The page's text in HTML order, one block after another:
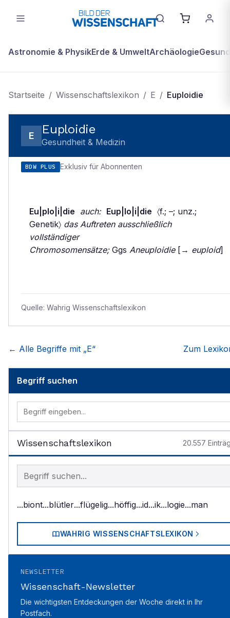
Astronomie & PhysikErde & UmweltArchäologie
Startseite / Wissenschaftslexikon / E / Euploidie
E Euploidie
Gesundheit & Medizin
BDW PLUS Exklusiv für Abonnenten
Eu|plo|i|die auch: Eup|lo|i|die 〈f.; –; unz.;
Genetik〉 das Auftreten ausschließlich
vollständiger
Chromosomensätze;Ggs Aneuploidie[→ euploid]
Quelle: Wahrig Wissenschaftslexikon
← Alle Begriffe mit „E“ Zum
Begriff suchen
Wissenschaftslexikon 20.557
Begriff im Lexikon suchen
...biont...blütler...flügelig...höffig...id...ik...logie...man
WAHRIG WISSENSCHAFTSLEXIKON
NEWSLETTER
Wissenschaft-Newsletter
Die wichtigsten Entdeckungen der Woche direkt in Ihr
Postfach.